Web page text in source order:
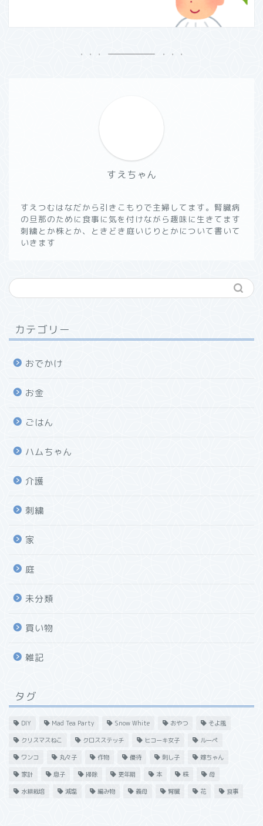
すえちゃん
すえつむはなだから引きこもりで主婦してます。腎臓病
の旦那のために食事に気を付けながら趣味に生きてます
刺繍とか株とか、ときどき庭いじりとかについて書いて
いきます
カテゴリー
おでかけ
お金
ごはん
ハムちゃん
介護
刺繍
家
庭
未分類
買い物
雑記
タグ
DIY Mad Tea Party Snow White おやつ そよ風
クリスマスねこ クロスステッチ ヒコーキ女子 ルーペ
ワンコ 丸々子 作物 優待 刺し子 嫁ちゃん
家計 息子 掃除 更年期 本 株 母
水耕栽培 減塩 編み物 義母 腎臓 花 食事